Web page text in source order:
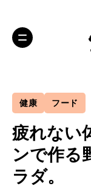
健康 フード
疲れない
ンで作る
ラダ。